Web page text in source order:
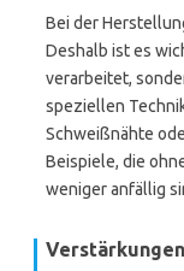
Bei der
Deshalb ist es
verarbeitet,
speziellen
Schweißnähte
Beispiele, die
weniger anfällig